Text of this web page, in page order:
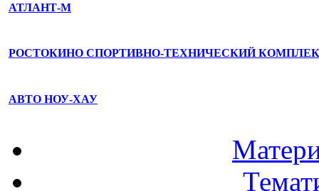
АТЛАНТ-М
РОСТОКИНО СПОРТИВНО-ТЕХНИЧЕСКИЙ
АВТО НОУ-ХАУ